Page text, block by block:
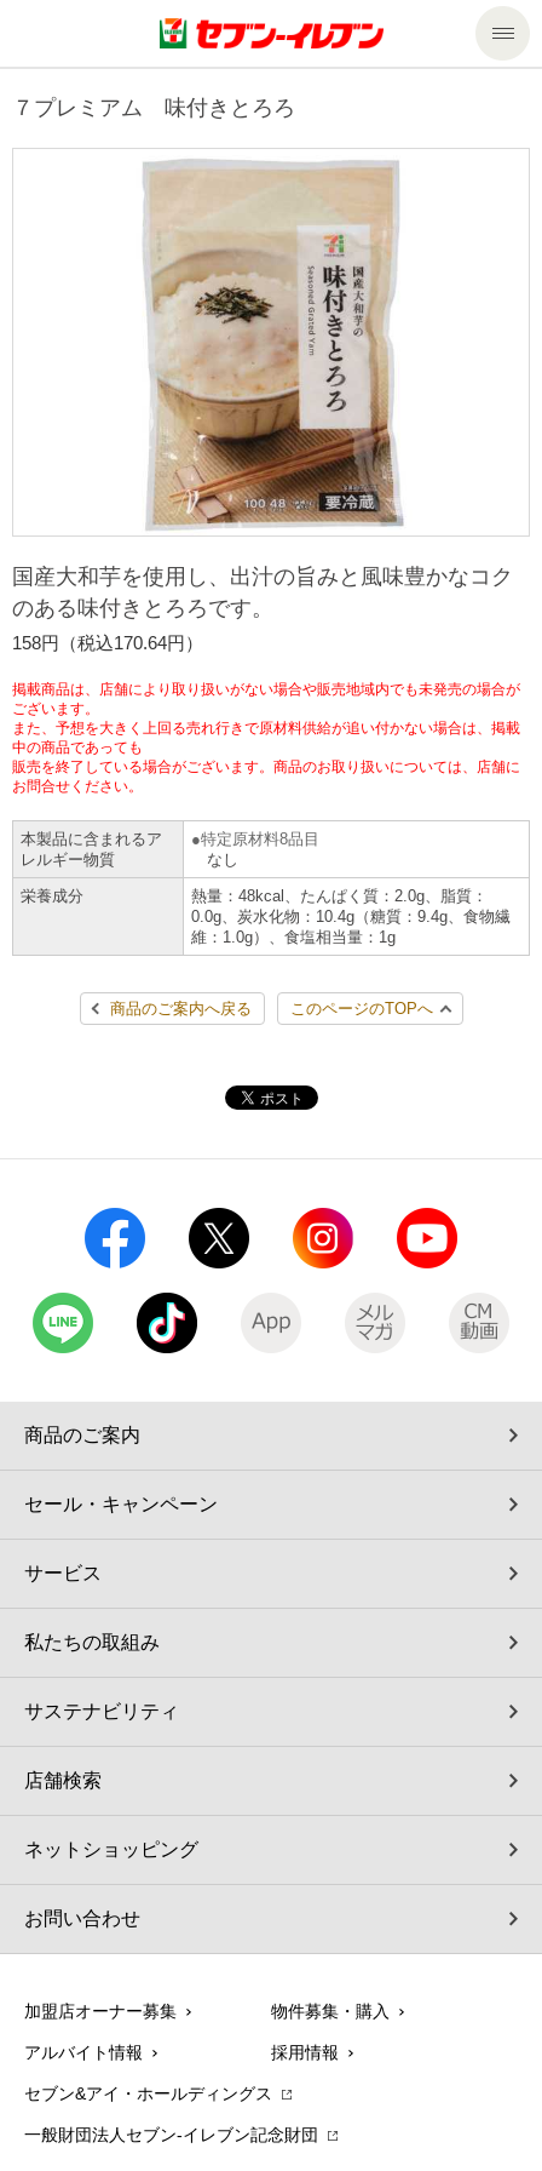
商品のご案内
商品のご案内トップ
商品カテゴリ一覧
食の安全・安心への取組み
ギフト
プリペイドカード・金券
ニンテンドー・ダウンロードカード
セール・キャンペーン
マルチコピー機でできること
マルチコピー機でできることトップ
コピー
プリント
スキャン
ファクス
チケット
宅配便
切手・はがき・印紙
セブン銀行ATM
ご利用可能なお支払い方法
各種料金のお支払い
自転車シェアリング（店舗限定）
モバイルバッテリーシェアリング（店舗限定）
チケットサービス
セブンチケット
チケットぴあ
イープラス
CNプレイガイド
セブン‐イレブンでお受取り
タワーレコード
セブンネットショッピング
停電時のサービス停止のお知らせ
ニュースリリース
企業理念
会社概要
貸借対照表・損益計算書
沿革
国内店舗数
セブン-イレブンの歴史
私たちの取組み
サステナビリティ
サステナビリティトップ
セブン＆アイ・ホールディングスの重点課題
サステナビリティ活動基本方針
サステナビリティ推進体制
GREEN CHALLENGE 2050
4VISIONS
サステナビリティニュース
サステナビリティレポート
加盟店オーナー募集
店舗検索
ネットショッピング
お問い合わせ
Language
English (Corporate)
English (Services)
한국어(서비스)
７プレミアム 味付きとろろ
国産大和芋を使用し、出汁の旨みと風味豊かなコク
のある味付きとろろです。
158円（税込170.64円）
掲載商品は、店舗により取り扱いがない場合や販売地域内でも未発売の場合が
ございます。
また、予想を大きく上回る売れ行きで原材料供給が追い付かない場合は、掲載
中の商品であっても
販売を終了している場合がございます。商品のお取り扱いについては、店舗に
お問合せください。
本製品に含まれるア
レルギー物質
特定原材料8品目
なし
栄養成分
熱量：48kcal、たんぱく質：2.0g、脂質：
0.0g、炭水化物：10.4g（糖質：9.4g、食物繊
維：1.0g）、食塩相当量：1g
商品のご案内へ戻る このページのTOPへ
商品のご案内
セール・キャンペーン
サービス
私たちの取組み
サステナビリティ
店舗検索
ネットショッピング
お問い合わせ
加盟店オーナー募集 物件募集・購入
アルバイト情報 採用情報
セブン&アイ・ホールディングス
一般財団法人セブン-イレブン記念財団